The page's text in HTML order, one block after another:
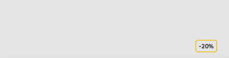
-20%